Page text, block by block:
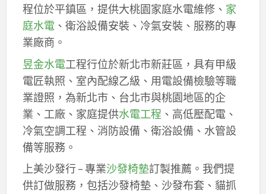
程位於平鎮區，提供大桃園家庭水電維修、 家
庭水電、衛浴設備安裝、冷氣安裝、服務的專
業廠商。
昱金水電工程行位於新北市新莊區，具有甲級
電匠執照、室內配線乙級、用電設備檢驗等職
業證照，為新北市、台北市與桃園地區的企
業、工廠、家庭提供水電工程 、高低壓配電、
冷氣空調工程、消防設備、衛浴設備、水管設
備等服務。
上美沙發行 – 專業沙發椅墊訂製推薦。我們提
供訂做服務，包括沙發椅墊、沙發布套、貓抓